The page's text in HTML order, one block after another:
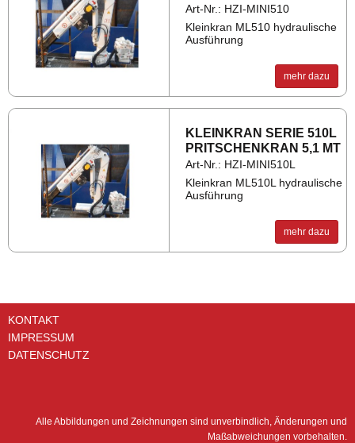
Art-Nr.: HZI-MINI510
Kleinkran ML510 hydraulische
Ausführung
mehr dazu
KLEIN­KRAN SERIE 510L
PRIT­SCHEN­KRAN 5,1 MT
Art-Nr.: HZI-MINI510L
Kleinkran ML510L hydraulische
Ausführung
mehr dazu
KONTAKT
IMPRESSUM
DATENSCHUTZ
Alle Abbildungen und Zeichnungen sind unverbindlich, Änderungen und
Maßabweichungen vorbehalten.